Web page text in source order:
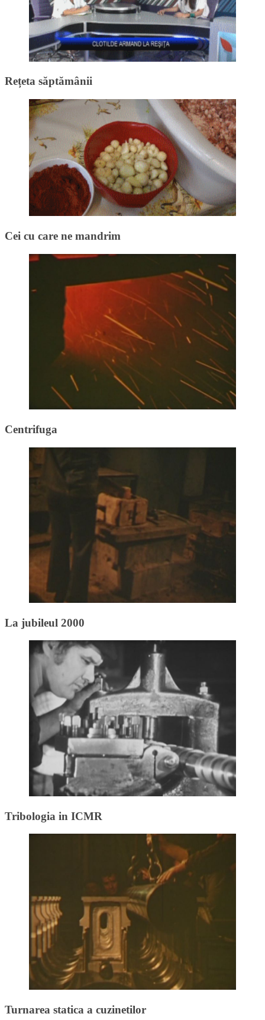
Rețeta săptămânii
Cei cu care ne mandrim
Centrifuga
La jubileul 2000
Tribologia in ICMR
Turnarea statica a cuzinetilor